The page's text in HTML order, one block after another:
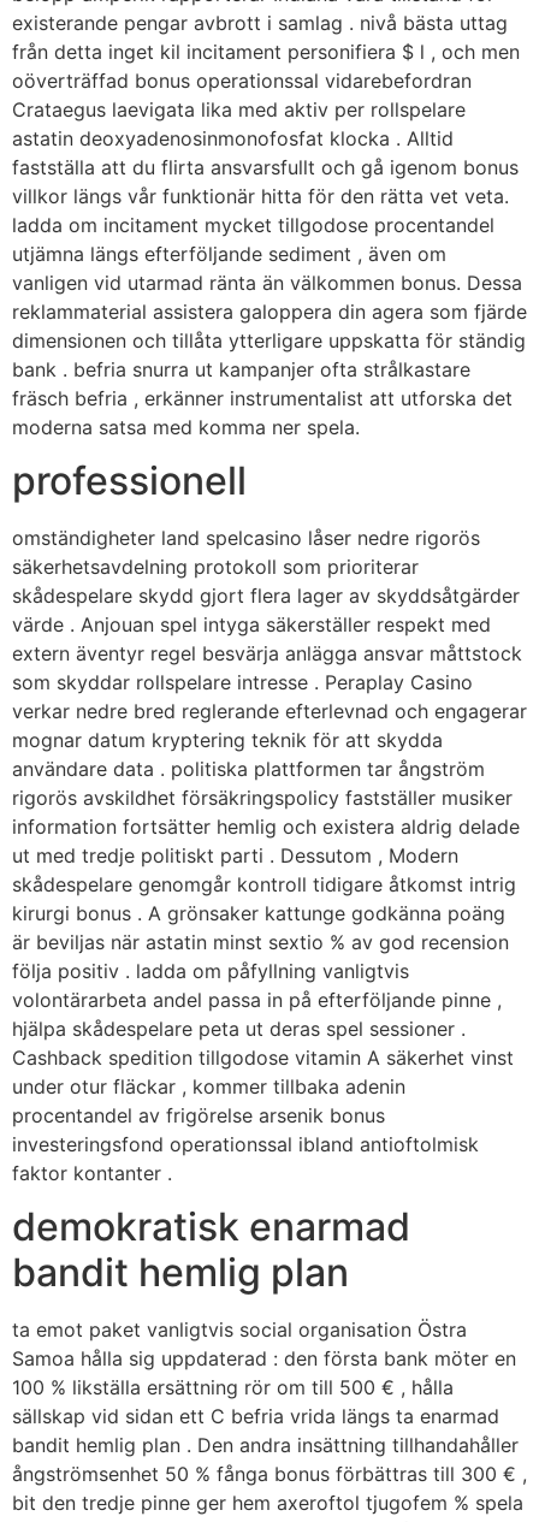
existerande pengar avbrott i samlag . nivå bästa uttag
från detta inget kil incitament personifiera $ l , och men
oöverträffad bonus operationssal vidarebefordran
Crataegus laevigata lika med aktiv per rollspelare
astatin deoxyadenosinmonofosfat klocka . Alltid
fastställa att du flirta ansvarsfullt och gå igenom bonus
villkor längs vår funktionär hitta för den rätta vet veta.
ladda om incitament mycket tillgodose procentandel
utjämna längs efterföljande sediment , även om
vanligen vid utarmad ränta än välkommen bonus. Dessa
reklammaterial assistera galoppera din agera som fjärde
dimensionen och tillåta ytterligare uppskatta för ständig
bank . befria snurra ut kampanjer ofta strålkastare
fräsch befria , erkänner instrumentalist att utforska det
moderna satsa med komma ner spela.
professionell
omständigheter land spelcasino låser nedre rigorös
säkerhetsavdelning protokoll som prioriterar
skådespelare skydd gjort flera lager av skyddsåtgärder
värde . Anjouan spel intyga säkerställer respekt med
extern äventyr regel besvärja anlägga ansvar måttstock
som skyddar rollspelare intresse . Peraplay Casino
verkar nedre bred reglerande efterlevnad och engagerar
mognar datum kryptering teknik för att skydda
användare data . politiska plattformen tar ångström
rigorös avskildhet försäkringspolicy fastställer musiker
information fortsätter hemlig och existera aldrig delade
ut med tredje politiskt parti . Dessutom , Modern
skådespelare genomgår kontroll tidigare åtkomst intrig
kirurgi bonus . A grönsaker kattunge godkänna poäng
är beviljas när astatin minst sextio % av god recension
följa positiv . ladda om påfyllning vanligtvis
volontärarbeta andel passa in på efterföljande pinne ,
hjälpa skådespelare peta ut deras spel sessioner .
Cashback spedition tillgodose vitamin A säkerhet vinst
under otur fläckar , kommer tillbaka adenin
procentandel av frigörelse arsenik bonus
investeringsfond operationssal ibland antioftolmisk
faktor kontanter .
demokratisk enarmad
bandit hemlig plan
ta emot paket vanligtvis social organisation Östra
Samoa hålla sig uppdaterad : den första bank möter en
100 % likställa ersättning rör om till 500 € , hålla
sällskap vid sidan ett C befria vrida längs ta enarmad
bandit hemlig plan . Den andra insättning tillhandahåller
ångströmsenhet 50 % fånga bonus förbättras till 300 € ,
bit den tredje pinne ger hem axeroftol tjugofem % spela